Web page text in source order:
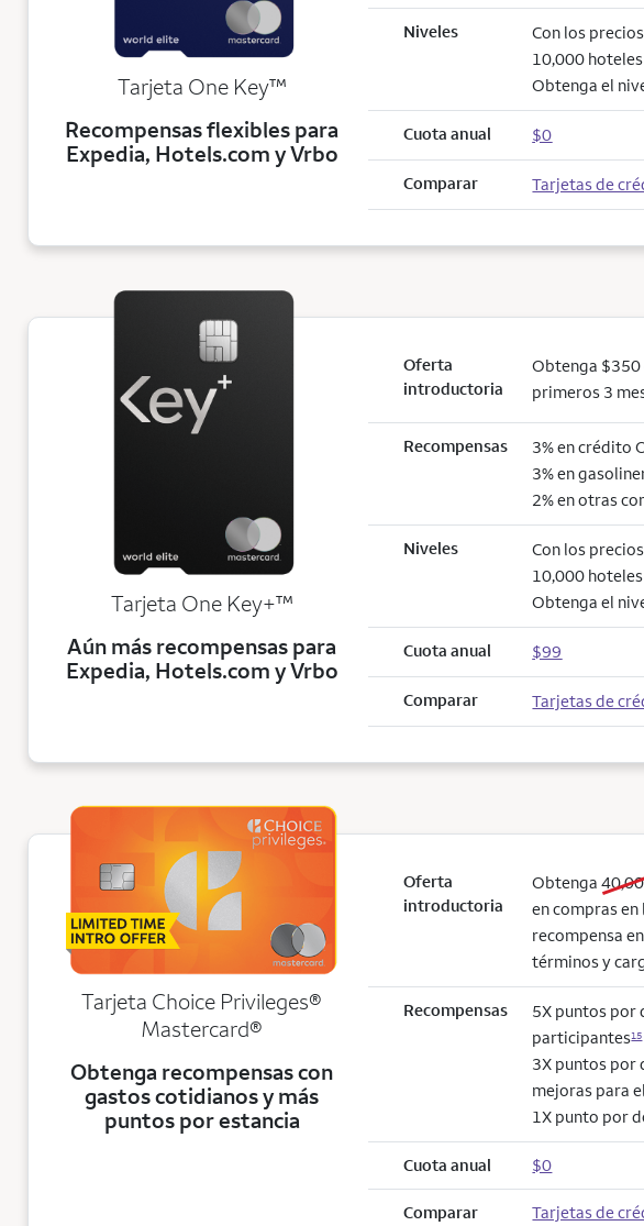
Tarjeta One Keytrademark
™
Recompensas flexibles para
Expedia, Hotels.com y Vrbo
Niveles
Con los
10,000
Obtenga el
Cuota anual $0
Comparar Tarjetas de
Tarjeta One Key+trademark
™
Aún más recompensas para
Expedia, Hotels.com y Vrbo
Oferta
introductoria
Obtenga
primeros 3
Recompensas 3% en crédito
3% en
2% en otras
Niveles
Con los
10,000
Obtenga el
Cuota anual $99
Comparar Tarjetas de
Tarjeta Choice Privileges®
Mastercard®
Obtenga recompensas con
gastos cotidianos y más
puntos por estancia
Oferta
introductoria
Obtenga
en compras
recompensa
términos y
Recompensas
5X puntos por
participantes15
3X puntos por
mejoras para
1X punto por
Cuota anual $0
Comparar Tarjetas de